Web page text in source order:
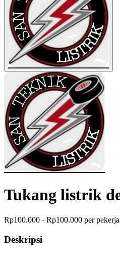
Tukang listrik
Rp100.000 - Rp100.000 per
Deskripsi